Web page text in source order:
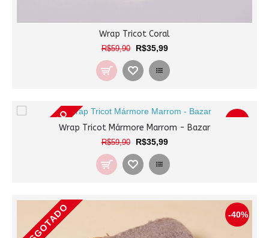
Wrap Tricot Coral
R$59,90 R$35,99
ESGOTADOWrap Tricot Mármore Marrom - Bazar
R$59,90 R$35,99
-40%
ESGOTADO